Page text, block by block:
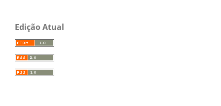
Edição Atual